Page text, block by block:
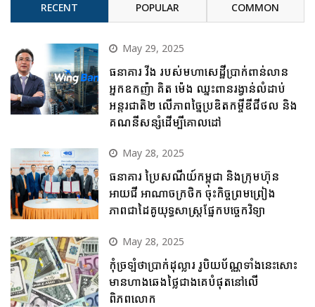
RECENT POPULAR COMMON
May 29, 2025
ធនាគារ វីង របស់មហាសេដ្ឋីប្រាក់ពាន់លាន
អ្នកឧកញ៉ា គិត ម៉េង ឈ្នះពានរង្វាន់លំដាប់
អន្តរជាតិ២ លើភាពច្នៃប្រឌិតកម្ចីឌីជីថល និង
គណនីសន្សំដើម្បីគោលដៅ
May 28, 2025
ធនាគារ ប្រៃសណីយ៍កម្ពុជា និងក្រុមហ៊ុន
អាយជី អាណាចក្រថិក ចុះកិច្ចព្រមព្រៀង
ភាពជាដៃគូយុទ្ធសាស្ត្រផ្នែកបច្ចេកវិទ្យា
May 28, 2025
កុំច្រឡំថាប្រាក់ដុល្លារ រូបិយប័ណ្ណទាំងនេះសោះ
មានហាងឆេងថ្លៃជាងគេបំផុតនៅលើ
ពិភពលោក